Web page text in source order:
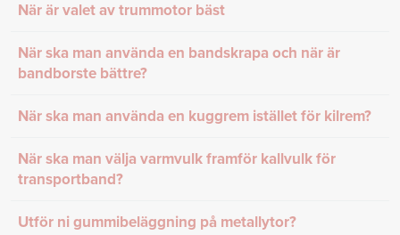
När är valet av trummotor bäst
När ska man använda en bandskrapa och när är
bandborste bättre?
När ska man använda en kuggrem istället för kilrem?
När ska man välja varmvulk framför kallvulk för
transportband?
Utför ni gummibeläggning på metallytor?